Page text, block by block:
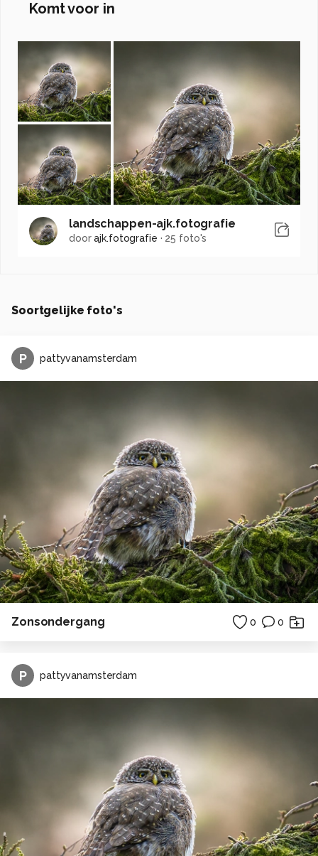
Komt voor in
landschappen-ajk.fotografie
doorajk.fotografie · 25 foto's
Soortgelijke foto's
P pattyvanamsterdam
Zonsondergang 0 0
P pattyvanamsterdam